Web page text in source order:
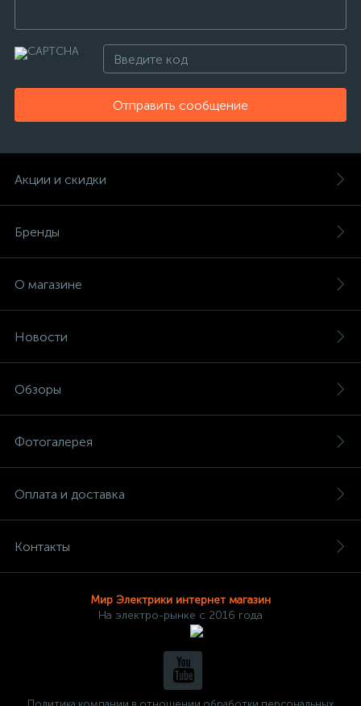
Отправить сообщение
Акции и скидки
Бренды
О магазине
Новости
Обзоры
Фотогалерея
Оплата и доставка
Контакты
Мир Электрики интернет магазин
На электро-рынке с 2016 года